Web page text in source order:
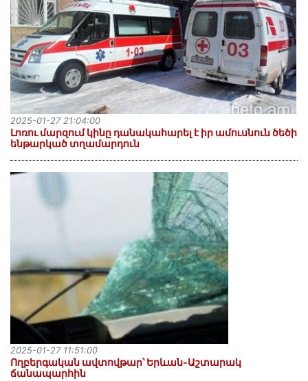
Լոռու մարզում կինը դանակահարել է իր ամուսնուն ծեծի
ենթարկած տղամարդուն
2025-01-27 21:04:00
Ողբերգական ավտովթար՝ Երևան-Աշտարակ
ճանապարհին
2025-01-27 11:51:00